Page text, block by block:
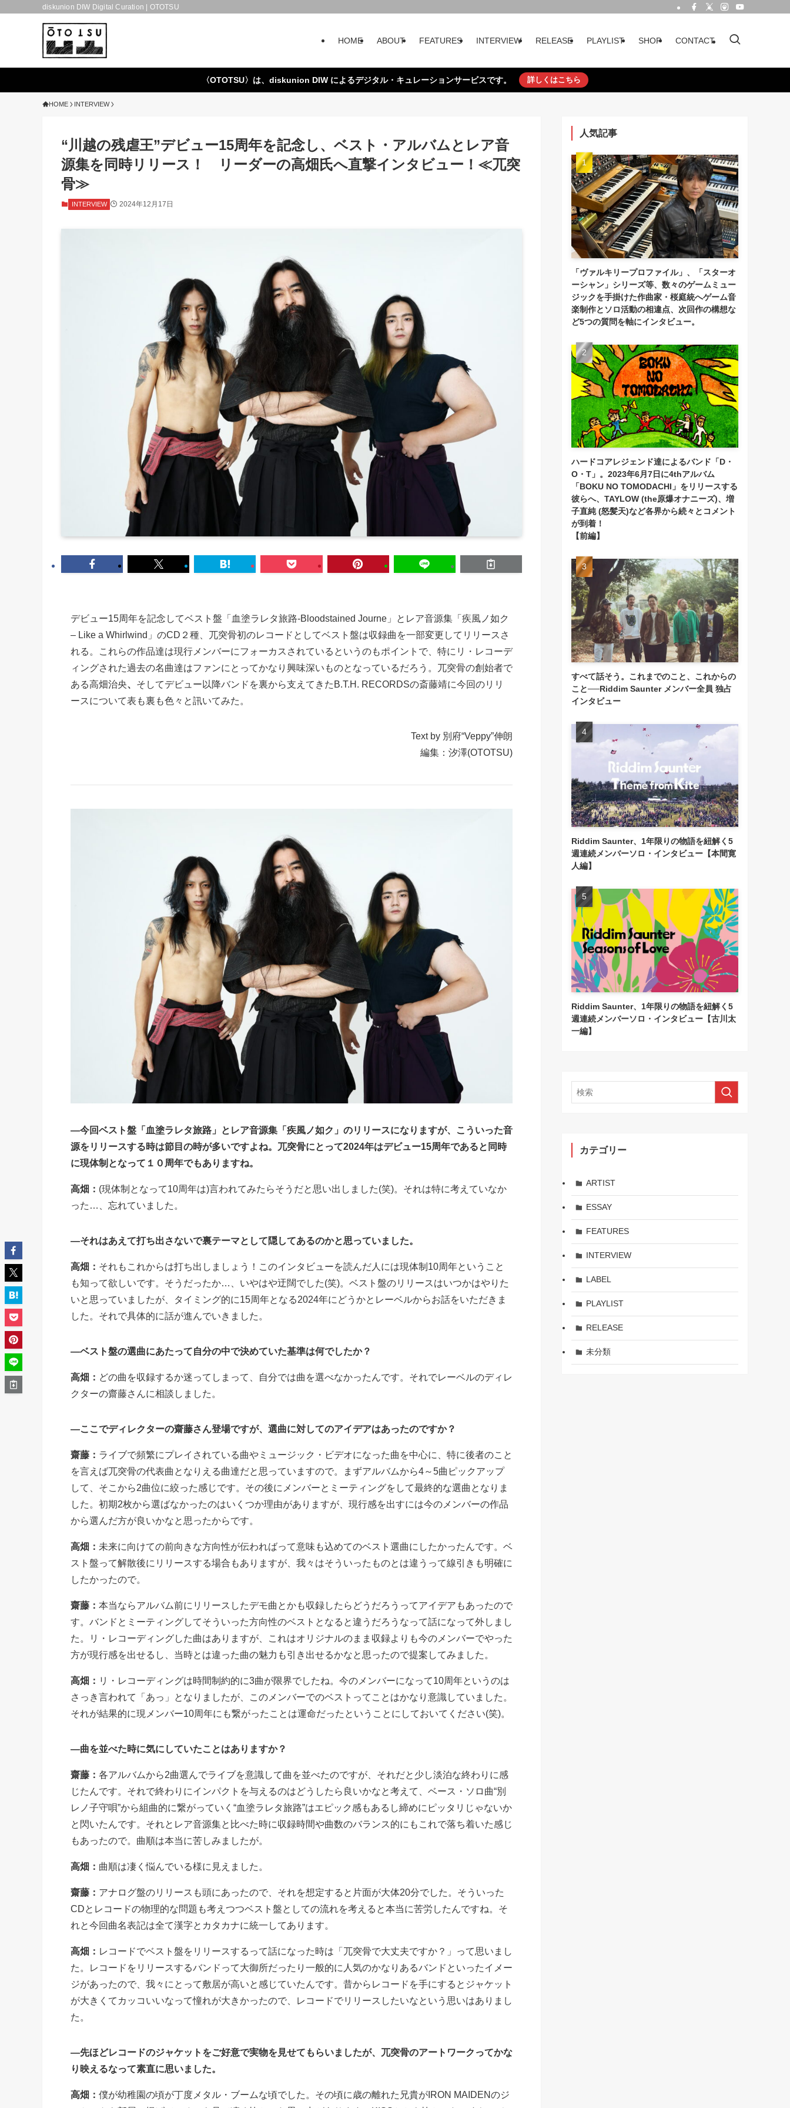
diskunion DIW Digital Curation | OTOTSU
HOME ABOUT FEATURES INTERVIEW RELEASE PLAYLIST SHOP CONTACT
〈OTOTSU〉は、diskunion DIW によるデジタル・キュレーションサービスです。 詳しくはこちら
HOME INTERVIEW
“川越の残虐王”デビュー15周年を記念し、ベスト・アルバムとレア音
源集を同時リリース！ リーダーの高畑氏へ直撃インタビュー！≪兀突
骨≫
INTERVIEW 2024年12月17日
デビュー15周年を記念してベスト盤「血塗ラレタ旅路-Bloodstained Journe」とレア音源集「疾風ノ如ク
– Like a Whirlwind」のCD２種、兀突骨初のレコードとしてベスト盤は収録曲を一部変更してリリースさ
れる。これらの作品達は現行メンバーにフォーカスされているというのもポイントで、特にリ・レコーデ
ィングされた過去の名曲達はファンにとってかなり興味深いものとなっているだろう。兀突骨の創始者で
ある高畑治央、 そしてデビュー以降バンドを裏から支えてきたB.T.H. RECORDSの斎藤靖に今回のリリ
ースについて表も裏も色々と訊いてみた。
Text by 別府“Veppy”伸朗
編集：汐澤(OTOTSU)
―今回ベスト盤「血塗ラレタ旅路」とレア音源集「疾風ノ如ク」のリリースになりますが、こういった音
源をリリースする時は節目の時が多いですよね。兀突骨にとって2024年はデビュー15周年であると同時
に現体制となって１０周年でもありますね。
高畑： (現体制となって10周年は)言われてみたらそうだと思い出しました(笑)。それは特に考えていなか
った…、忘れていました。
―それはあえて打ち出さないで裏テーマとして隠してあるのかと思っていました。
高畑： それもこれからは打ち出しましょう！このインタビューを読んだ人には現体制10周年ということ
も知って欲しいです。そうだったか…、いやはや迂闊でした(笑)。ベスト盤のリリースはいつかはやりた
いと思っていましたが、タイミング的に15周年となる2024年にどうかとレーベルからお話をいただきま
した。それで具体的に話が進んでいきました。
―ベスト盤の選曲にあたって自分の中で決めていた基準は何でしたか？
高畑： どの曲を収録するか迷ってしまって、自分では曲を選べなかったんです。それでレーベルのディレ
クターの齋藤さんに相談しました。
―ここでディレクターの齋藤さん登場ですが、選曲に対してのアイデアはあったのですか？
齋藤： ライブで頻繁にプレイされている曲やミュージック・ビデオになった曲を中心に、特に後者のこと
を言えば兀突骨の代表曲となりえる曲達だと思っていますので。まずアルバムから4～5曲ピックアップ
して、そこから2曲位に絞った感じです。その後にメンバーとミーティングをして最終的な選曲となりま
した。初期2枚から選ばなかったのはいくつか理由がありますが、現行感を出すには今のメンバーの作品
から選んだ方が良いかなと思ったからです。
高畑： 未来に向けての前向きな方向性が伝わればって意味も込めてのベスト選曲にしたかったんです。ベ
スト盤って解散後にリリースする場合もありますが、我々はそういったものとは違うって線引きも明確に
したかったので。
齋藤： 本当ならアルバム前にリリースしたデモ曲とかも収録したらどうだろうってアイデアもあったので
す。バンドとミーティングしてそういった方向性のベストとなると違うだろうなって話になって外しまし
た。リ・レコーディングした曲はありますが、これはオリジナルのまま収録よりも今のメンバーでやった
方が現行感を出せるし、当時とは違った曲の魅力も引き出せるかなと思ったので提案してみました。
高畑： リ・レコーディングは時間制約的に3曲が限界でしたね。今のメンバーになって10周年というのは
さっき言われて「あっ」となりましたが、このメンバーでのベストってことはかなり意識していました。
それが結果的に現メンバー10周年にも繋がったことは運命だったということにしておいてください(笑)。
―曲を並べた時に気にしていたことはありますか？
齋藤： 各アルバムから2曲選んでライブを意識して曲を並べたのですが、それだと少し淡泊な終わりに感
じたんです。それで終わりにインパクトを与えるのはどうしたら良いかなと考えて、ベース・ソロ曲“別
レノ子守唄”から組曲的に繋がっていく“血塗ラレタ旅路”はエピック感もあるし締めにピッタリじゃないか
と閃いたんです。それとレア音源集と比べた時に収録時間や曲数のバランス的にもこれで落ち着いた感じ
もあったので。曲順は本当に苦しみましたが。
高畑： 曲順は凄く悩んでいる様に見えました。
齋藤： アナログ盤のリリースも頭にあったので、それを想定すると片面が大体20分でした。そういった
CDとレコードの物理的な問題も考えつつベスト盤としての流れを考えると本当に苦労したんですね。そ
れと今回曲名表記は全て漢字とカタカナに統一してあります。
高畑： レコードでベスト盤をリリースするって話になった時は「兀突骨で大丈夫ですか？」って思いまし
た。レコードをリリースするバンドって大御所だったり一般的に人気のかなりあるバンドといったイメー
ジがあったので、我々にとって敷居が高いと感じていたんです。昔からレコードを手にするとジャケット
が大きくてカッコいいなって憧れが大きかったので、レコードでリリースしたいなという思いはありまし
た。
―先ほどレコードのジャケットをご好意で実物を見せてもらいましたが、兀突骨のアートワークってかな
り映えるなって素直に思いました。
高畑： 僕が幼稚園の頃が丁度メタル・ブームな頃でした。その頃に歳の離れた兄貴がIRON MAIDENのジ
人気記事
「ヴァルキリープロファイル」、「スターオ
ーシャン」シリーズ等、数々のゲームミュー
ジックを手掛けた作曲家・桜庭統へゲーム音
楽制作とソロ活動の相違点、次回作の構想な
ど5つの質問を軸にインタビュー。
ハードコアレジェンド達によるバンド「D・
O・T」。2023年6月7日に4thアルバム
「BOKU NO TOMODACHI」をリリースする
彼らへ、TAYLOW (the原爆オナニーズ)、増
子直純 (怒髪天)など各界から続々とコメント
が到着！
【前編】
すべて話そう。これまでのこと、これからの
こと──Riddim Saunter メンバー全員 独占
インタビュー
Riddim Saunter、1年限りの物語を紐解く5
週連続メンバーソロ・インタビュー【本間寛
人編】
Riddim Saunter、1年限りの物語を紐解く5
週連続メンバーソロ・インタビュー【古川太
一編】
カテゴリー
ARTIST
ESSAY
FEATURES
INTERVIEW
LABEL
PLAYLIST
RELEASE
未分類